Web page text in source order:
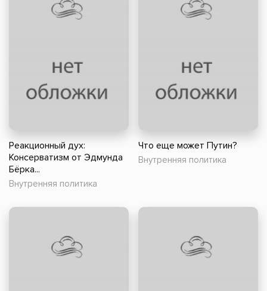
Реакционный дух:
Консерватизм от Эдмунда
Бёрка...
Внутренняя политика
Что еще может Путин?
Внутренняя политика